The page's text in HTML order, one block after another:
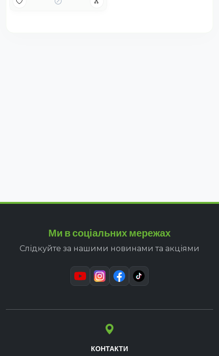
Ми в соціальних мережах
Слідкуйте за нашими новинами та акціями
КОНТАКТИ